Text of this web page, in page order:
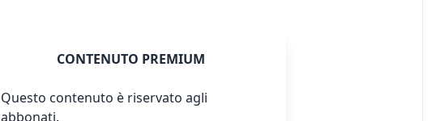
CONTENUTO PREMIUM
Questo contenuto è riservato agli
abbonati.